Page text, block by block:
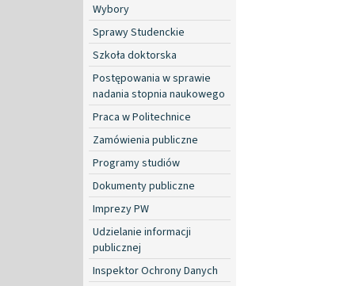
Wybory
Sprawy Studenckie
Szkoła doktorska
Postępowania w sprawie
nadania stopnia naukowego
Praca w Politechnice
Zamówienia publiczne
Programy studiów
Dokumenty publiczne
Imprezy PW
Udzielanie informacji
publicznej
Inspektor Ochrony Danych